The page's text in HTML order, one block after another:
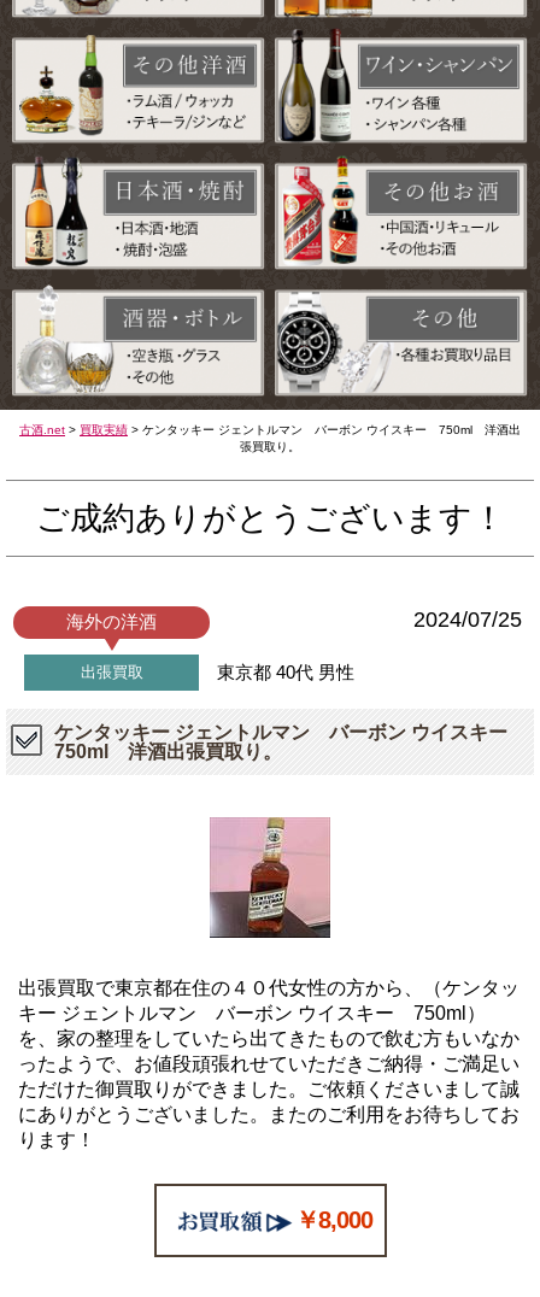
古酒.net > 買取実績 > ケンタッキー ジェントルマン バーボン ウイスキー 750ml 洋酒出
張買取り。
ご成約ありがとうございます！
海外の洋酒 2024/07/25
出張買取 東京都 40代 男性
ケンタッキー ジェントルマン バーボン ウイスキー
750ml 洋酒出張買取り。
出張買取で東京都在住の４０代女性の方から、（ケンタッ
キー ジェントルマン バーボン ウイスキー 750ml）
を、家の整理をしていたら出てきたもので飲む方もいなか
ったようで、お値段頑張れせていただきご納得・ご満足い
ただけた御買取りができました。ご依頼くださいまして誠
にありがとうございました。またのご利用をお待ちしてお
ります！
￥8,000